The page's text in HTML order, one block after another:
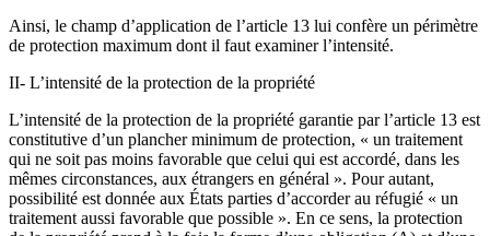
Ainsi, le champ d’application de l’article 13 lui confère un périmètre
de protection maximum dont il faut examiner l’intensité.
II- L’intensité de la protection de la propriété
L’intensité de la protection de la propriété garantie par l’article 13 est
constitutive d’un plancher minimum de protection, « un traitement
qui ne soit pas moins favorable que celui qui est accordé, dans les
mêmes circonstances, aux étrangers en général ». Pour autant,
possibilité est donnée aux États parties d’accorder au réfugié « un
traitement aussi favorable que possible ». En ce sens, la protection